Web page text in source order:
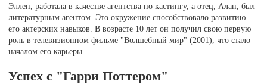
Эллен, работала в качестве агентства по кастингу, а отец, Алан, был
литературным агентом. Это окружение способствовало развитию
его актерских навыков. В возрасте 10 лет он получил свою первую
роль в телевизионном фильме "Волшебный мир" (2001), что стало
началом его карьеры.
Успех с "Гарри Поттером"